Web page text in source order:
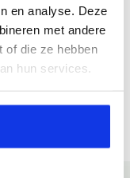
en analyse. Deze
met andere
of die ze hebben
hun services.
Elektrisch
glazen panorama-dak